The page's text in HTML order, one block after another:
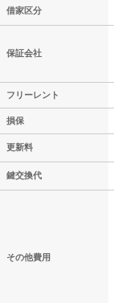
借家区分
保証会社
フリーレント
損保
更新料
鍵交換代
その他費用